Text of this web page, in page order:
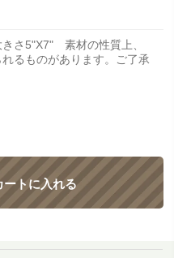
さ5"X7" 素材の性質上、
るものがあります。ご了承
ートに入れる